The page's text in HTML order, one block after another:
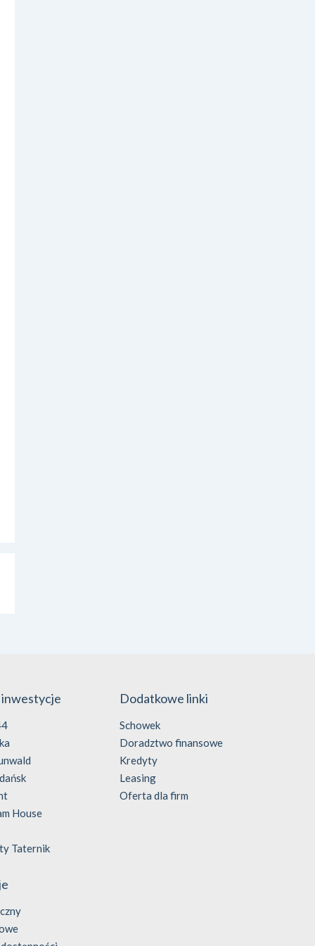
House
Taternik
Dodatkowe linki
Schowek
Doradztwo finansowe
Kredyty
Leasing
Oferta dla firm